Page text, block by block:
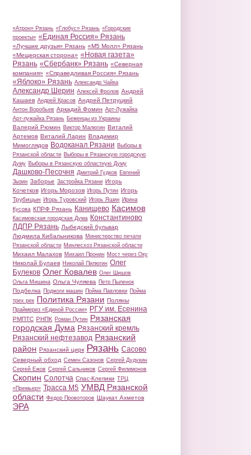
«Атрон» Рязань «Глобус» Рязань «Городские
проекты» «Единая Россия» Рязань
«Лучшие друзья» Рязань «М5 Молл» Рязань
«Мещерская сторона» «Новая газета»
Рязань «Сбербанк» Рязань «Северная
компания» «Справедливая Россия» Рязань
«Яблоко» Рязань Александр Чайка
Александр Шерин Алексей Фролов Андрей
Кашаев Андрей Красов Андрей Петруцкий
Антон Воробьев Аркадий Фомин Арт-Лужайка
Арт-лужайка Рязань Беженцы из Украины
Валерий Рюмин Виктор Малюгин Виталий
Артемов Виталий Ларин Владимир
Мимоглядов Водоканал Рязани Выборы в
Рязанской области Выборы в Рязанскую городскую
Думу Выборы в Рязанскую областную Думу
Дашково-Песочня Дмитрий Гудков Евгений
Зызин Заборье Застройка Рязани Игорь
Кочетков Игорь Морозов Игорь Путин Игорь
Трубицын Игорь Туровский Игорь Яшин Ирина
Кусова КПРФ Рязань Канищево Касимов
Касимовская городская Дума Константиново
ЛДПР Рязань Лыбедский бульвар
Людмила Кибальникова Министерство печати
Рязанской области Минлесхоз Рязанской области
Михаил Малахов Михаил Пронин Мост через Оку
Николай Булаев Николай Пилюгин Олег
Булеков Олег Ковалев Олег Шишов
Ольга Мишина Ольга Чуляева Петр Пыленок
Подбелка Поджоги машин Пойма Павловки Пойма
трех рек Политика Рязани Поляны
Праймериз «Единой России» РГУ им. Есенина
РМПТС РНПК Роман Путин Рязанская
городская Дума Рязанский кремль
Рязанский нефтезавод Рязанский
район Рязанский цирк Рязань Сасово
Северный обход Семен Сазонов Сергей Дудукин
Сергей Ежов Сергей Сальников Сергей Филимонов
Скопин Солотча Спас-Клепики ТРЦ
«Премьер» Трасса М5 УМВД Рязанской
области Федор Провоторов Шаукат Ахметов
ЭРА